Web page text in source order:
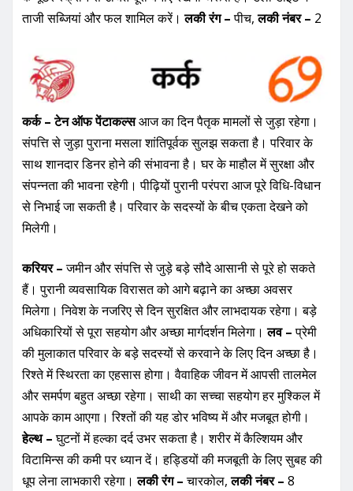
ताजी सब्जियां और फल शामिल करें।लकी रंग –पीच,लकी नंबर – 2
कर्क – टेन ऑफ पेंटाकल्सआज का दिन पैतृक मामलों से जुड़ा रहेगा।
संपत्ति से जुड़ा पुराना मसला शांतिपूर्वक सुलझ सकता है। परिवार के
साथ शानदार डिनर होने की संभावना है। घर के माहौल में सुरक्षा और
संपन्नता की भावना रहेगी। पीढ़ियों पुरानी परंपरा आज पूरे विधि-विधान
से निभाई जा सकती है। परिवार के सदस्यों के बीच एकता देखने को
मिलेगी।
करियर –जमीन और संपत्ति से जुड़े बड़े सौदे आसानी से पूरे हो सकते
हैं। पुरानी व्यवसायिक विरासत को आगे बढ़ाने का अच्छा अवसर
मिलेगा। निवेश के नजरिए से दिन सुरक्षित और लाभदायक रहेगा। बड़े
अधिकारियों से पूरा सहयोग और अच्छा मार्गदर्शन मिलेगा।लव –प्रेमी
की मुलाकात परिवार के बड़े सदस्यों से करवाने के लिए दिन अच्छा है।
रिश्ते में स्थिरता का एहसास होगा। वैवाहिक जीवन में आपसी तालमेल
और समर्पण बहुत अच्छा रहेगा। साथी का सच्चा सहयोग हर मुश्किल में
आपके काम आएगा। रिश्तों की यह डोर भविष्य में और मजबूत होगी।
हेल्थ –घुटनों में हल्का दर्द उभर सकता है। शरीर में कैल्शियम और
विटामिन्स की कमी पर ध्यान दें। हड्डियों की मजबूती के लिए सुबह की
धूप लेना लाभकारी रहेगा।लकी रंग –चारकोल,लकी नंबर – 8